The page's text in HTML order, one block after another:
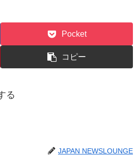
Pocket
コピー
る
JAPAN NEWSLOUNGE